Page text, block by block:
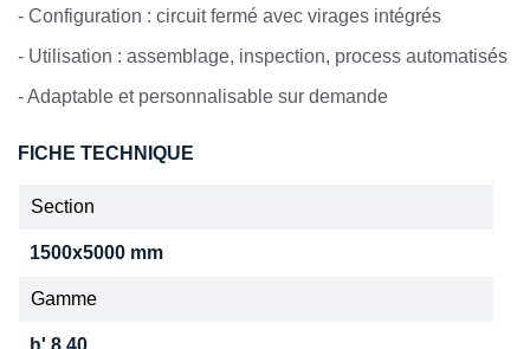
- Configuration : circuit fermé avec virages intégrés
- Utilisation : assemblage, inspection, process automatisés
- Adaptable et personnalisable sur demande
FICHE TECHNIQUE
Section
1500x5000 mm
Gamme
h' 8 40